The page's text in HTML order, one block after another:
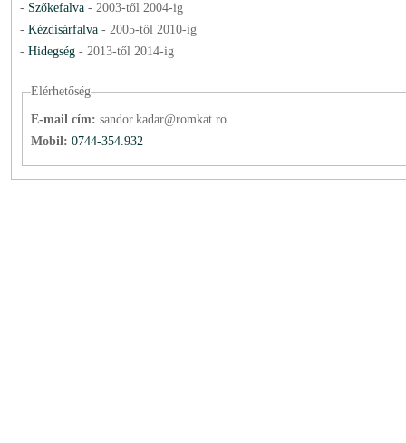
- Szőkefalva - 2003-től 2004-ig
- Kézdisárfalva - 2005-től 2010-ig
- Hidegség - 2013-től 2014-ig
Elérhetőség
E-mail cím: sandor.kadar@romkat.ro
Mobil: 0744-354.932